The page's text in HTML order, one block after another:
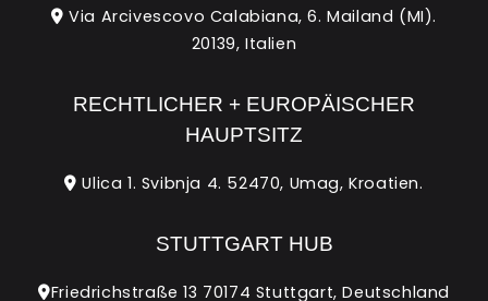
Via Arcivescovo Calabiana, 6. Mailand (MI).
20139, Italien
RECHTLICHER + EUROPÄISCHER
HAUPTSITZ
Ulica 1. Svibnja 4. 52470, Umag, Kroatien.
STUTTGART HUB
Friedrichstraße 13 70174 Stuttgart, Deutschland